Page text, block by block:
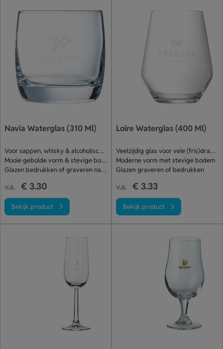
Navia Waterglas (310 Ml)
Voor sappen, whisky & alcoholische drank
Mooie gebolde vorm & stevige bodem
Glazen bedrukken of graveren naar wens
v.a. € 3.30
Bekijk product
Loire Waterglas (400 Ml)
Veelzijdig glas voor vele (fris)dranken
Moderne vorm met stevige bodem
Glazen graveren of bedrukken
v.a. € 3.33
Bekijk product